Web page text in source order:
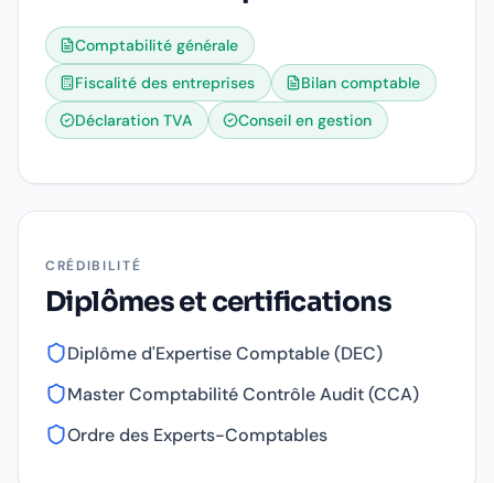
Comptabilité générale
Fiscalité des entreprises
Bilan comptable
Déclaration TVA
Conseil en gestion
CRÉDIBILITÉ
Diplômes et certifications
Diplôme d'Expertise Comptable (DEC)
Master Comptabilité Contrôle Audit (CCA)
Ordre des Experts-Comptables